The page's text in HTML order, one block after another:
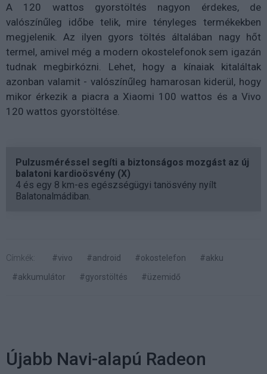
A 120 wattos gyorstöltés nagyon érdekes, de
valószínűleg időbe telik, mire tényleges termékekben
megjelenik. Az ilyen gyors töltés általában nagy hőt
termel, amivel még a modern okostelefonok sem igazán
tudnak megbirkózni. Lehet, hogy a kínaiak kitaláltak
azonban valamit - valószínűleg hamarosan kiderül, hogy
mikor érkezik a piacra a Xiaomi 100 wattos és a Vivo
120 wattos gyorstöltése.
Pulzusméréssel segíti a biztonságos mozgást az új
balatoni kardioösvény (X)
4 és egy 8 km-es egészségügyi tanösvény nyílt
Balatonalmádiban.
Címkék: #vivo #android #okostelefon
#akku
#akkumulátor
#gyorstöltés #üzemidő
Újabb Navi-alapú Radeon